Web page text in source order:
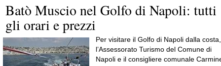
Batò Muscio nel Golfo di Napoli: tutti
gli orari e prezzi
Per visitare il Golfo di Napoli dalla costa,
l’Assessorato Turismo del Comune di
Napoli e il consigliere comunale